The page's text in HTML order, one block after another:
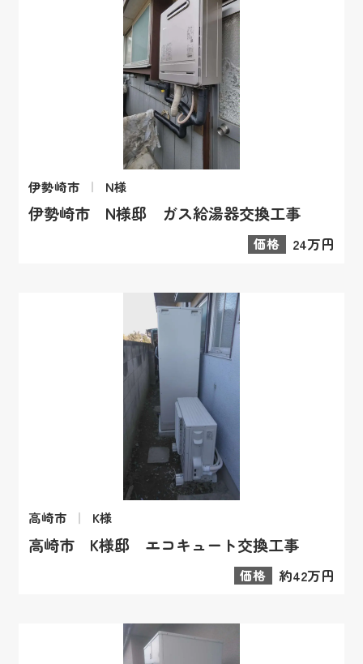
伊勢崎市 N様
伊勢崎市 N様邸 ガス給湯器交換工事
価格 24万円
高崎市 K様
高崎市 K様邸 エコキュート交換工事
価格 約42万円